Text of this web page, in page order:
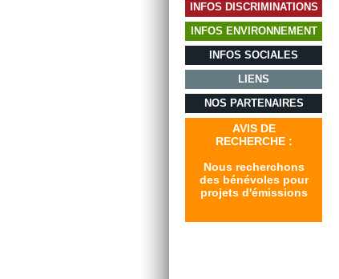
INFOS DISCRIMINATIONS
INFOS ENVIRONNEMENT
INFOS SOCIALES
LIENS
NOS PARTENAIRES
AVIS DE
RECHERCHE :
Nous recherchons
des bénévoles pour
projets d'émissions